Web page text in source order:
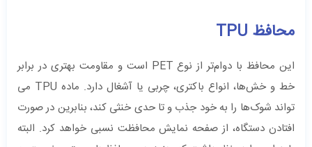
محافظ TPU
این محافظ با دوام‌تر از نوع PET است و مقاومت بهتری در برابر
خط و خش‌ها، انواع باکتری، چربی یا آشغال دارد. ماده‌ TPU می
تواند شوک‌ها را به خود جذب و تا حدی خنثی کند، بنابرین در صورت
افتادن دستگاه، از صفحه نمایش محافظت نسبی خواهد کرد. البته